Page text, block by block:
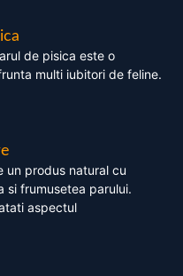
de pisica este o
multi iubitori de feline.
un produs natural cu
si frumusetea parului.
aspectul